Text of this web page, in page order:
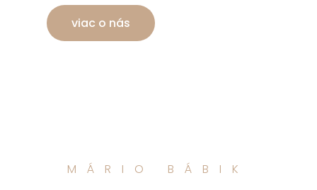
viac o nás
MÁRIO BÁBIK